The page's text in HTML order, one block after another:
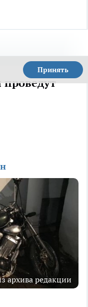
Принять
проведут
архива редакции